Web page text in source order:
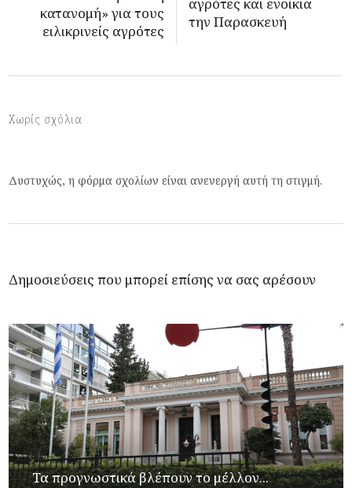
κατανομή» για τους
ειλικρινείς αγρότες
την Παρασκευή
Χωρίς σχόλια
Δυστυχώς, η φόρμα σχολίων είναι ανενεργή αυτή τη στιγμή.
Δημοσιεύσεις που μπορεί επίσης να σας αρέσουν
Τα προγνωστικά βλέπουν το μέλλον...